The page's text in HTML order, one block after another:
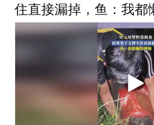
住直接漏掉，鱼：我都